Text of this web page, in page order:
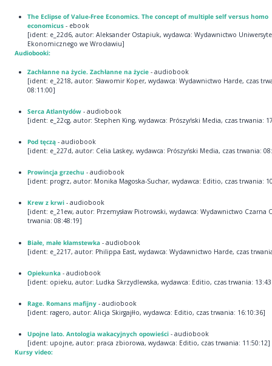
The Eclipse of Value-Free Economics. The concept of multiple self versus homo
economicus- ebook
[ident: e_22d6, autor: Aleksander Ostapiuk, wydawca: Wydawnictwo
Ekonomicznego we Wrocławiu]
Audiobooki:
Zachłanne na życie. Zachłanne na życie - audiobook
[ident: e_2218, autor: Sławomir Koper, wydawca: Wydawnictwo Harde, czas
08:11:00]
Serca Atlantydów- audiobook
[ident: e_22cg, autor: Stephen King, wydawca: Prószyński Media, czas trwania:
Pod tęczą- audiobook
[ident: e_227d, autor: Celia Laskey, wydawca: Prószyński Media, czas trwania:
Prowincja grzechu - audiobook
[ident: progrz, autor: Monika Magoska-Suchar, wydawca: Editio, czas trwania:
Krew z krwi - audiobook
[ident: e_21ew, autor: Przemysław Piotrowski, wydawca: Wydawnictwo Czarna
trwania: 08:48:19]
Białe, małe kłamstewka- audiobook
[ident: e_2217, autor: Philippa East, wydawca: Wydawnictwo Harde, czas
Opiekunka - audiobook
[ident: opieku, autor: Ludka Skrzydlewska, wydawca: Editio, czas trwania:
Rage. Romans mafijny- audiobook
[ident: ragero, autor: Alicja Skirgajłło, wydawca: Editio, czas trwania: 16:10:36]
Upojne lato. Antologia wakacyjnych opowieści- audiobook
[ident: upojne, autor: praca zbiorowa, wydawca: Editio, czas trwania: 11:50:12]
Kursy video: